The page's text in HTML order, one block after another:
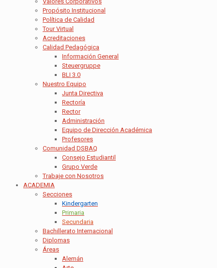
Propósito Institucional
Política de Calidad
Tour Virtual
Acreditaciones
Calidad Pedagógica
Información General
Steuergruppe
BLI 3.0
Nuestro Equipo
Junta Directiva
Rectoría
Rector
Administración
Equipo de Dirección Académica
Profesores
Comunidad DSBAQ
Consejo Estudiantil
Grupo Verde
Trabaje con Nosotros
ACADEMIA
Secciones
Kindergarten
Primaria
Secundaria
Bachillerato Internacional
Diplomas
Áreas
Alemán